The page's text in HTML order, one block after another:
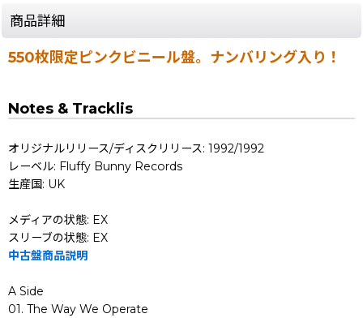
商品詳細
550枚限定ピンクビニール盤。ナンバリング入り！
Notes & Tracklis
オリジナルリリース/ディスクリリース: 1992/1992
レーベル: Fluffy Bunny Records
生産国: UK
メディアの状態: EX
スリーブの状態: EX
中古盤商品説明
A Side
01. The Way We Operate